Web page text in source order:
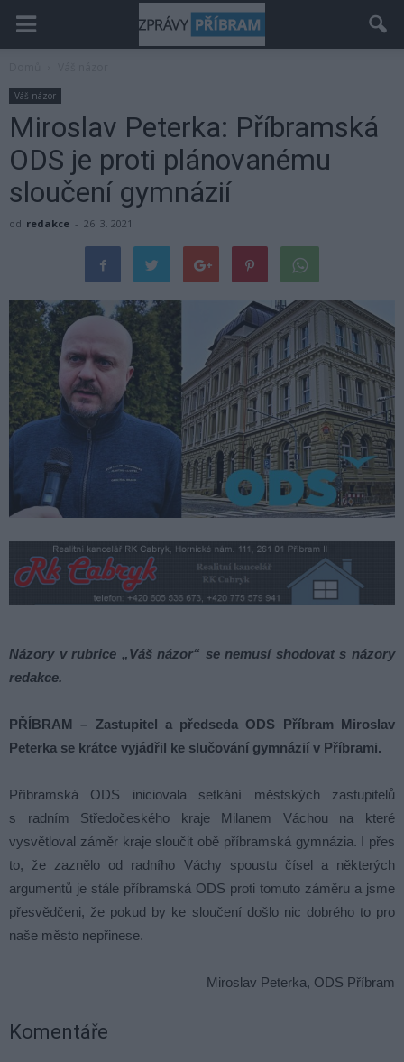
Váš názor
Miroslav Peterka: Příbramská
ODS je proti plánovanému
sloučení gymnázií
od redakce - 26. 3. 2021
Názory v rubrice „Váš názor“ se nemusí shodovat s názory
redakce.
PŘÍBRAM – Zastupitel a předseda ODS Příbram Miroslav
Peterka se krátce vyjádřil ke slučování gymnázií v Příbrami.
Příbramská ODS iniciovala setkání městských zastupitelů
s radním Středočeského kraje Milanem Váchou na které
vysvětloval záměr kraje sloučit obě příbramská gymnázia. I přes
to, že zaznělo od radního Váchy spoustu čísel a některých
argumentů je stále příbramská ODS proti tomuto záměru a jsme
přesvědčeni, že pokud by ke sloučení došlo nic dobrého to pro
naše město nepřinese.
Miroslav Peterka, ODS Příbram
Komentáře